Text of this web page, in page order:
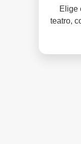
Elige
teatro,